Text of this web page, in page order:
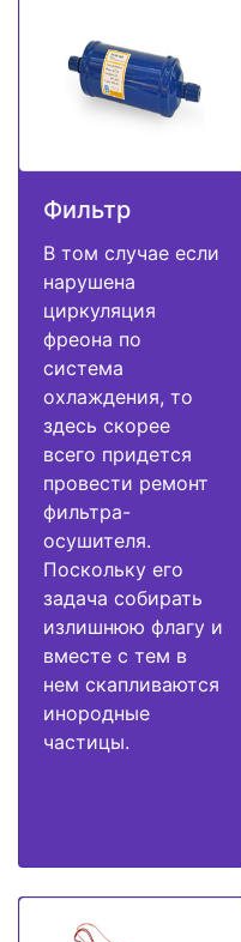
Фильтр
В том случае если
нарушена
циркуляция
фреона по
система
охлаждения, то
здесь скорее
всего придется
провести ремонт
фильтра-
осушителя.
Поскольку его
задача собирать
излишнюю флагу и
вместе с тем в
нем скапливаются
инородные
частицы.